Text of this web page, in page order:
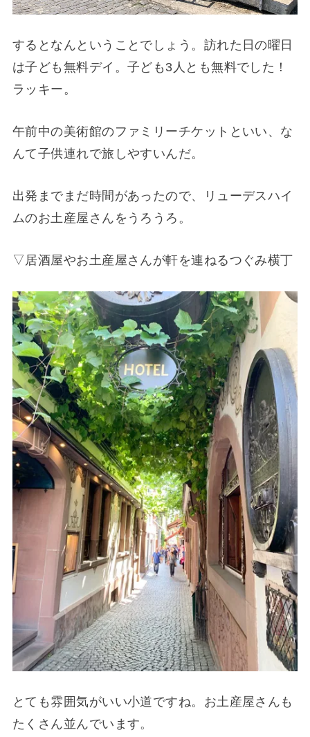
するとなんということでしょう。訪れた日の曜日
は子ども無料デイ。子ども3人とも無料でした！
ラッキー。
午前中の美術館のファミリーチケットといい、な
んて子供連れで旅しやすいんだ。
出発までまだ時間があったので、リューデスハイ
ムのお土産屋さんをうろうろ。
▽居酒屋やお土産屋さんが軒を連ねるつぐみ横丁
とても雰囲気がいい小道ですね。お土産屋さんも
たくさん並んでいます。